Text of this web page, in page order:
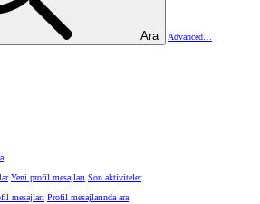
Ara Advanced…
Yeni profil mesajları Son aktiviteler
mesajları Profil mesajlarında ara